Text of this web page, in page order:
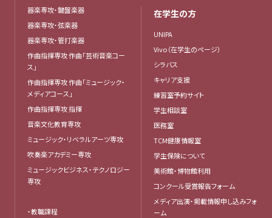
器楽専攻・鍵盤楽器
器楽専攻・弦楽器
器楽専攻・管打楽器
作曲指揮専攻 作曲「芸術音楽コー
ス」
作曲指揮専攻 作曲「ミュージック・
メディアコース」
作曲指揮専攻 指揮
音楽文化教育専攻
ミュージック・リベラルアーツ専攻
吹奏楽アカデミー専攻
ミュージックビジネス・テクノロジー
専攻
・教職課程
在学生の方
UNIPA
Vivo（在学生のページ）
シラバス
キャリア支援
練習室予約サイト
学生相談室
医務室
TCM健康情報室
学生保険について
美術館・博物館利用
コンクール受賞報告フォーム
メディア出演・掲載情報申し込みフォ
ーム